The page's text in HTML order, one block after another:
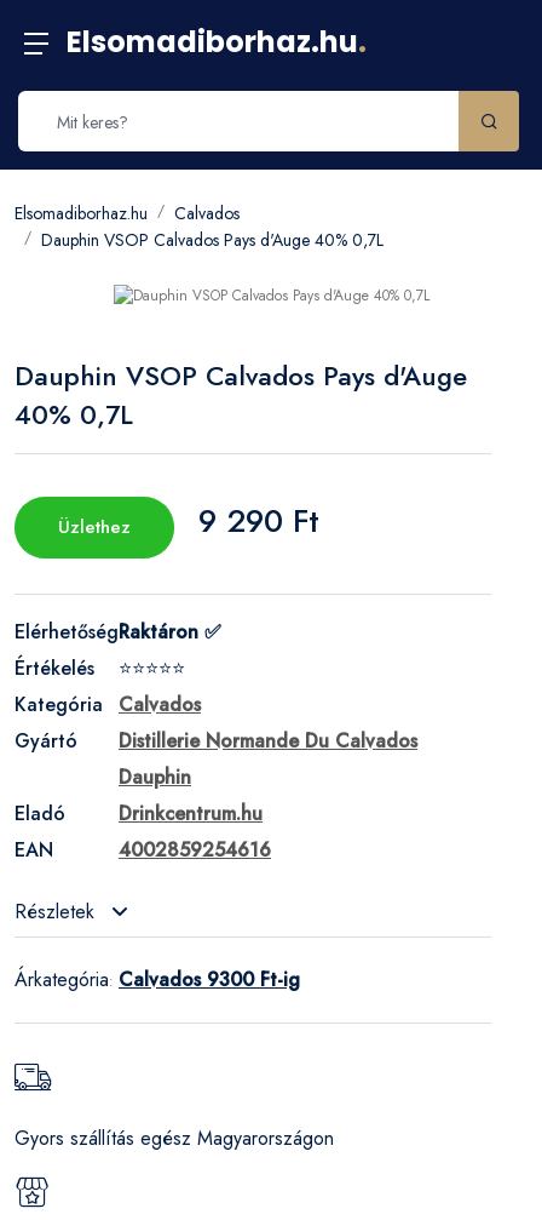
Elsomadiborhaz.hu.
Elsomadiborhaz.hu
Calvados
Dauphin VSOP Calvados Pays d'Auge 40% 0,7L
Dauphin VSOP Calvados Pays d'Auge
40% 0,7L
Üzlethez 9 290 Ft
ElérhetőségRaktáron ✅
Értékelés
⭐⭐⭐⭐⭐
Kategória
Calvados
Gyártó
Distillerie Normande Du Calvados
Dauphin
Eladó
Drinkcentrum.hu
EAN
4002859254616
Részletek
Árkategória: Calvados 9300 Ft-ig
Gyors szállítás egész Magyarországon